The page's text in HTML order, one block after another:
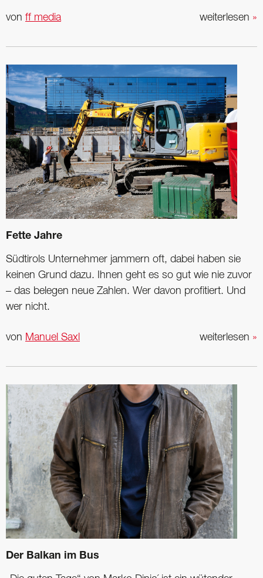
weiterlesen »
von ff media
Fette Jahre
Südtirols Unternehmer jammern oft, dabei haben sie
keinen Grund dazu. Ihnen geht es so gut wie nie zuvor
– das belegen neue Zahlen. Wer davon profitiert. Und
wer nicht.
weiterlesen »
von Manuel Saxl
Der Balkan im Bus